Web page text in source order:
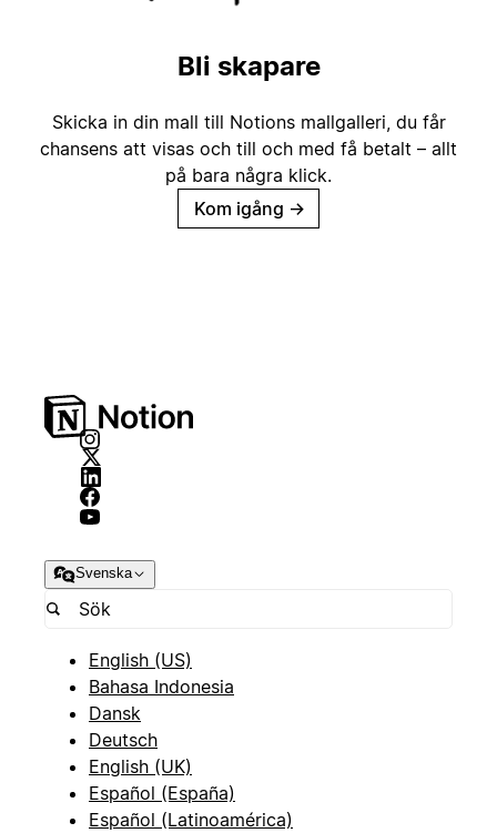
Bli skapare
Skicka in din mall till Notions mallgalleri, du får
chansens att visas och till och med få betalt – allt
på bara några klick.
Kom igång →
Svenska
English (US)
Bahasa Indonesia
Dansk
Deutsch
English (UK)
Español (España)
Español (Latinoamérica)